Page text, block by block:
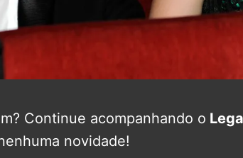
Continue acompanhando o
novidade!